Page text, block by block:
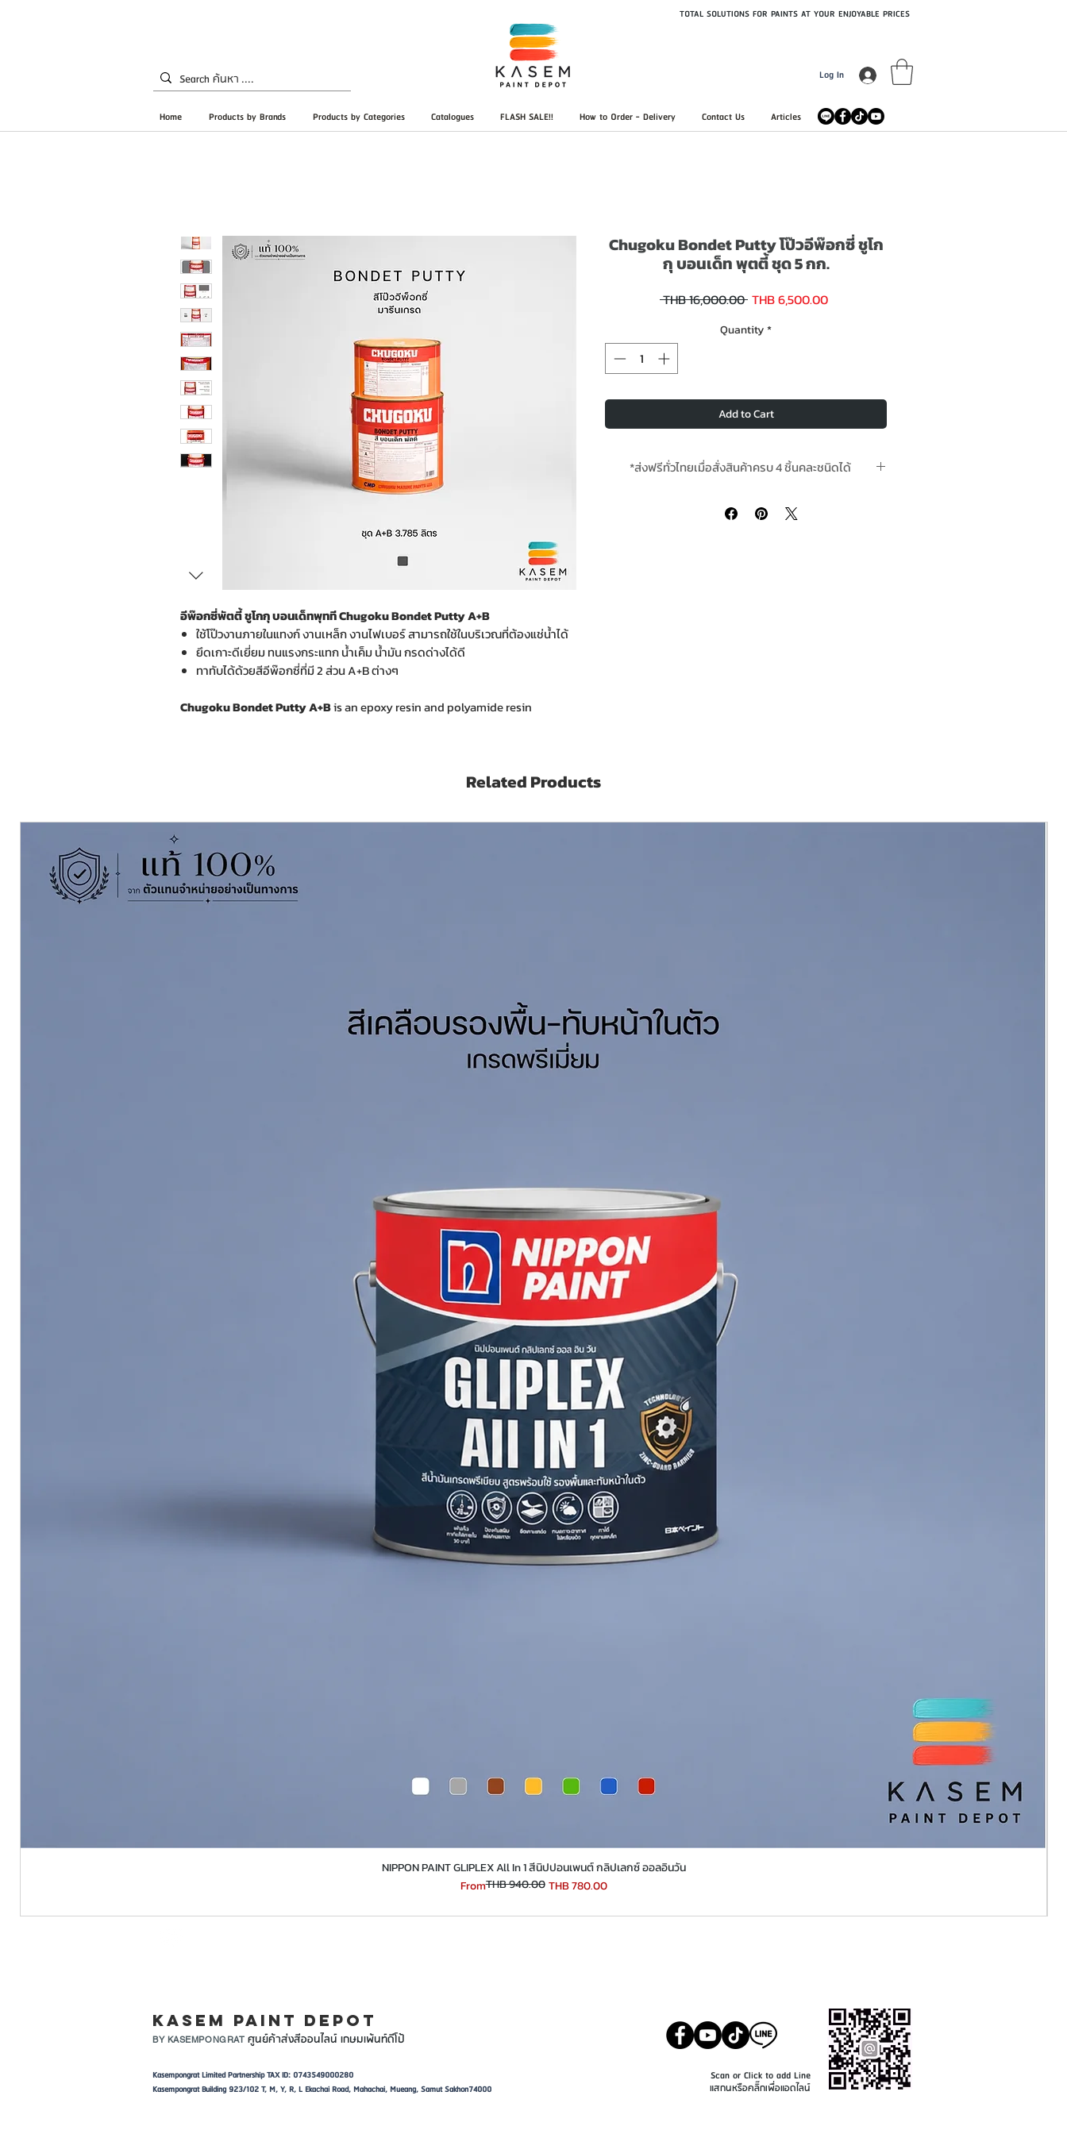
TOTAL SOLUTIONS FOR PAINTS AT YOUR ENJOYABLE PRICES
Log In
Home Products by Brands Products by Categories Catalogues FLASH SALE!! How to Order - Delivery Contact Us Articles
อีพ๊อกซี่พัตตี้ ชูโกกุ บอนเด็ทพุทที Chugoku Bondet Putty A+B
ใช้โป๊วงานภายในแทงก์ งานเหล็ก งานไฟเบอร์ สามารถใช้ในบริเวณที่ต้องแช่น้ำได้
ยึดเกาะดีเยี่ยม ทนแรงกระแทก น้ำเค็ม น้ำมัน กรดด่างได้ดี
ทาทับได้ด้วยสีอีพ๊อกซี่ที่มี 2 ส่วน A+B ต่างๆ
Chugoku Bondet Putty A+Bis an epoxy resin and polyamide resin
Pack Size ขนาดบรรจุ
Chugoku Bondet Putty โป๊วอีพ๊อกซี่ ชูโก
กุ บอนเด็ท พุตตี้ ชุด 5 กก.
THB 16,000.00 Regular
THB 6,500.00Sale
Quantity*
Add to Cart
*ส่งฟรีทั่วไทยเมื่อสั่งสินค้าครบ 4 ชิ้นคละชนิดได้
Related Products
​​​​​​​NIPPON PAINT GLIPLEX All In 1 สีนิปปอนเพนต์ กลิปเลกซ์ ออลอินวัน
From
Regular Price
THB 940.00 THB 780.00
Sale Price
KASEM PAINT DEPOT
BY KASEMPONGRAT ศูนย์ค้าส่งสีออนไลน์ เกษมเพ้นท์ดีโป้
Kasempongrat Limited Partnership TAX ID: 0743549000280
Kasempongrat Building 923/102 T, M, Y, R, L Ekachai Road, Mahachai, Mueang, Samut Sakhon74000
Scan or Click to add Line
แสกนหรือคลิ๊กเพื่อแอดไลน์